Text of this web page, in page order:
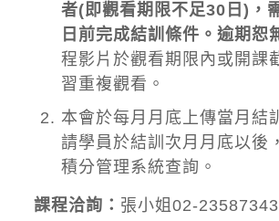
者(即觀看期限不足30日)，
日前完成結訓條件。逾期恕
程影片於觀看期限內或開課
習重複觀看。
本會於每月月底上傳當月結
請學員於結訓次月月底以後
積分管理系統查詢。
課程洽詢： 張小姐02-